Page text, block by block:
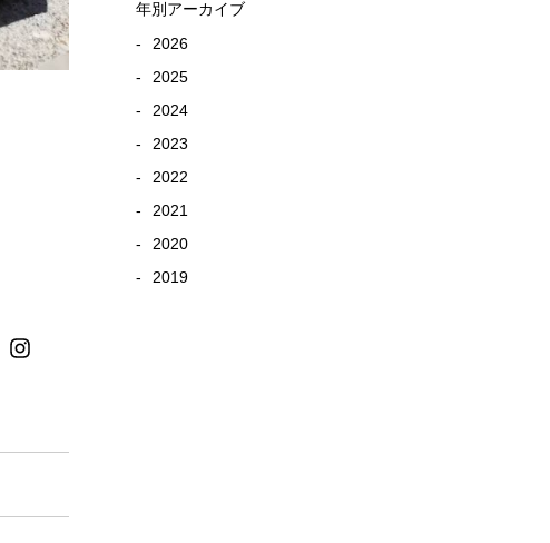
年別アーカイブ
2026
2025
2024
2023
2022
2021
2020
2019